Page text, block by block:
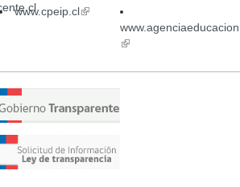
external)
www.cpeip.cl(link
external)(link
external)